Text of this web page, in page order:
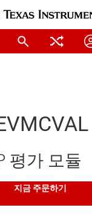
평가 모듈
지금 주문하기